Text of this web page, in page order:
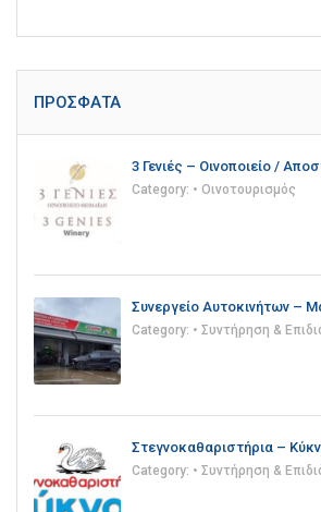
ΠΡΌΣΦΑΤΑ
3 Γενιές – Οινοποιείο /
Category: • Οινοτουρισμός
Συνεργείο Αυτοκινήτων –
Category: • Συντήρηση &
Στεγνοκαθαριστήρια –
Category: • Συντήρηση &